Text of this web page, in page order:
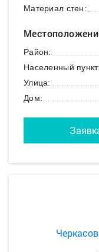
Материал стен:
Район:
Населенный пункт:
Улица:
Дом: